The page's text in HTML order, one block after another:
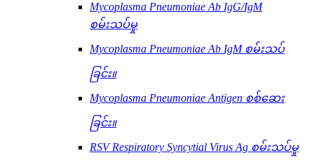
Mycoplasma Pneumoniae Ab IgG/IgM
စမ်းသပ်မှု
Mycoplasma Pneumoniae Ab IgM စမ်းသပ်
ခြင်း။
Mycoplasma Pneumoniae Antigen စစ်ဆေး
ခြင်း။
RSV Respiratory Syncytial Virus Ag စမ်းသပ်မှု